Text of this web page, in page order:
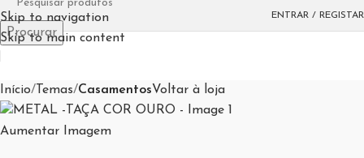
Skip to navigation
Skip to main content
Procurar
ENTRAR / REGISTAR
Início Temas CasamentosVoltar à loja
Esgotado
Aumentar Imagem